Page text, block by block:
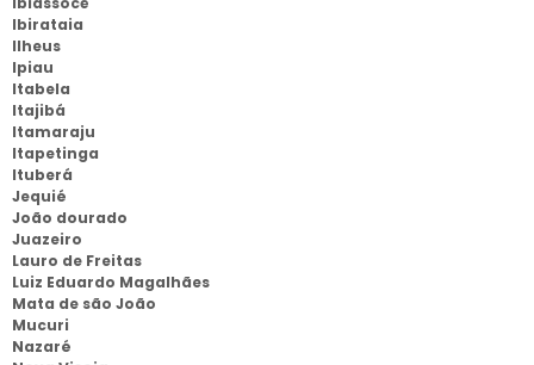
Ibirataia
Ilheus
Ipiau
Itabela
Itajibá
Itamaraju
Itapetinga
Ituberá
Jequié
João dourado
Juazeiro
Lauro de Freitas
Luiz Eduardo Magalhães
Mata de são João
Mucuri
Nazaré